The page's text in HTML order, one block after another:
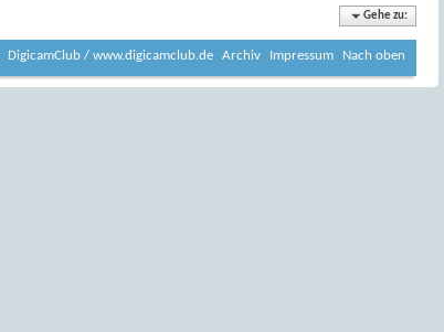
Gehe zu:
DigicamClub / www.digicamclub.de Archiv Impressum Nach oben